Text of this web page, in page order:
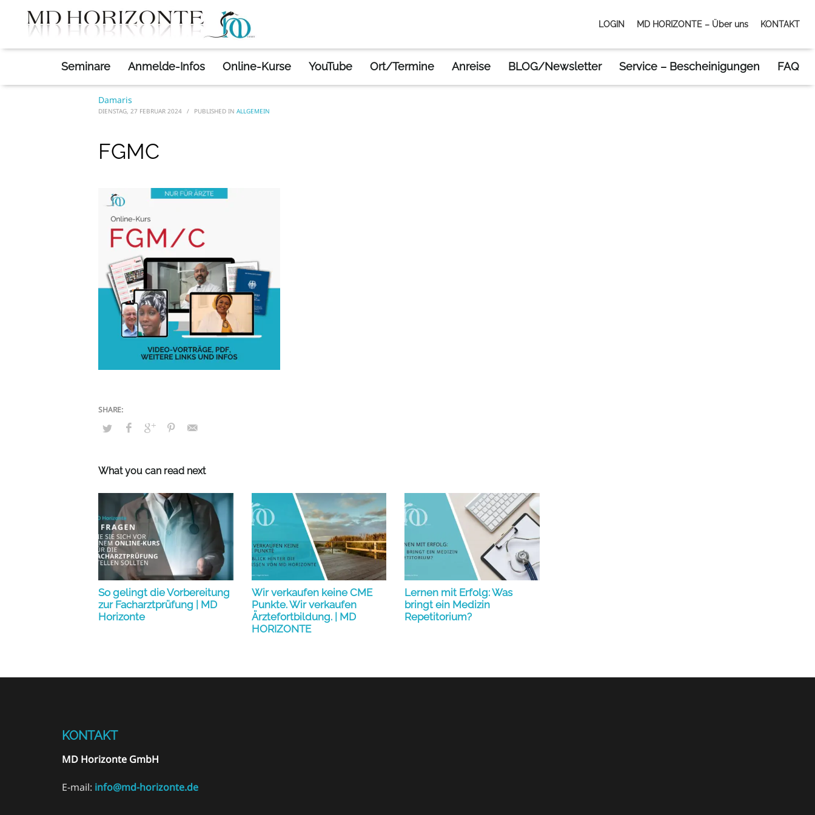
LOGIN MD HORIZONTE – Über uns KONTAKT
Seminare Anmelde-Infos Online-Kurse YouTube Ort/Termine Anreise BLOG/Newsletter Service – Bescheinigungen FAQ
HOME Allgemein »FGMC
FGMC
Damaris
DIENSTAG, 27 FEBRUAR 2024 / PUBLISHED IN ALLGEMEIN
FGMC
What you can read next
So gelingt die Vorbereitung
zur Facharztprüfung | MD
Horizonte
Wir verkaufen keine CME
Punkte. Wir verkaufen
Ärztefortbildung. | MD
HORIZONTE
Lernen mit Erfolg: Was
bringt ein Medizin
Repetitorium?
KONTAKT
MD Horizonte GmbH
E-mail: info@md-horizonte.de